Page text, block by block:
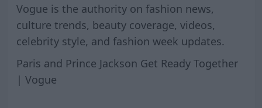
Vogue is the authority on fashion news,
culture trends, beauty coverage, videos,
celebrity style, and fashion week updates.
Paris and Prince Jackson Get Ready Together
| Vogue